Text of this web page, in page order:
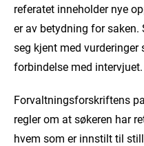
referatet inneholder nye
er av betydning for saken.
seg kjent med
forbindelse med intervjuet.
Forvaltningsforskriftens
regler om at søkeren har
hvem som er innstilt til